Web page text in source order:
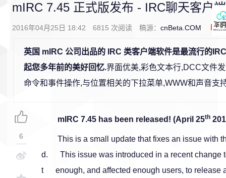
mIRC 7.45 正式版发布 - IRC聊天客户端
2016年04月25日 18:42 6815 次阅读 稿源： cnBeta.COM 0
英国 mIRC 公司出品的 IRC 类客户端软件是最流行的
起您多年前的美好回忆.界面优美,彩色文本行,DCC文件
命令和事件操作,与位置相关的下拉菜单,WWW和声音支
mIRC 7.45 has been released! (April 25th
This is a small update that fixes an issue with
d. This issue was introduced in a recent change
t enough, and affected enough users, to
6